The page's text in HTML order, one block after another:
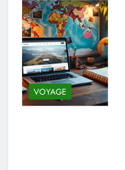
VOYAGE